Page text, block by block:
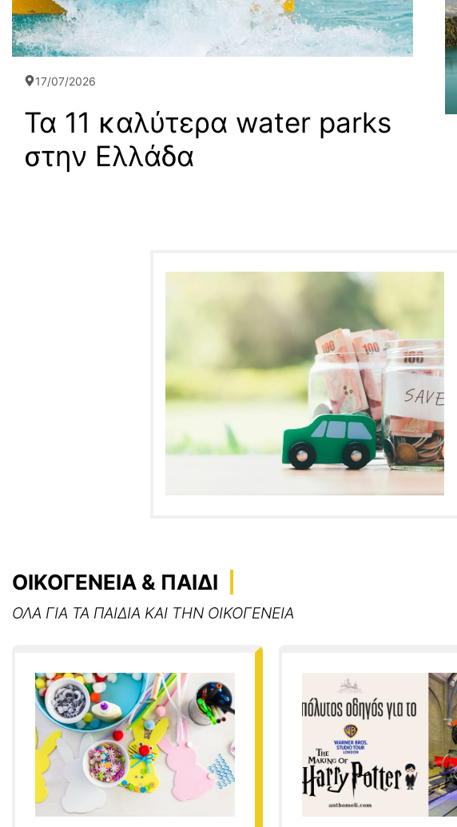
17/07/2026
Τα 11 καλύτερα water parks
στην Ελλάδα
ΟΙΚΟΓΕΝΕΙΑ & ΠΑΙΔΙ
ΟΛΑ ΓΙΑ ΤΑ ΠΑΙΔΙΑ ΚΑΙ ΤΗΝ ΟΙΚΟΓΕΝΕΙΑ